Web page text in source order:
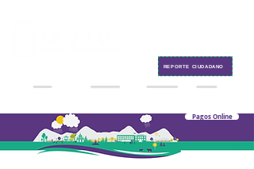
Pagos Online
REPORTE CIUDADANO